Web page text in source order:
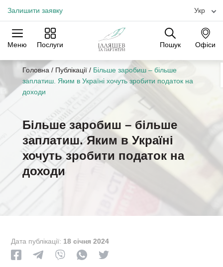
Залишити заявку Укр
Меню Послуги Пошук Офіси
Практики Галузі
Офіси
Головна / Публікації/ Більше заробиш – більше
заплатиш. Яким в Україні хочуть зробити податок на
доходи
Більше заробиш – більше
заплатиш. Яким в Україні
хочуть зробити податок на
доходи
Дата публікації: 18 січня 2024